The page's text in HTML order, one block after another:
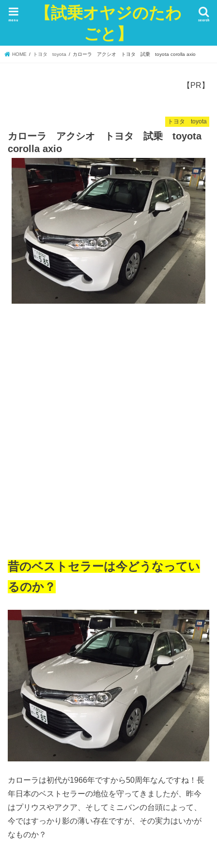
【試乗オヤジのたわ
ごと】
search
menu
HOME トヨタ toyota カローラ アクシオ トヨタ 試乗 toyota corolla axio
【PR】
トヨタ toyota
カローラ アクシオ トヨタ 試乗 toyota
corolla axio
昔のベストセラーは今どうなってい
るのか？
カローラは初代が1966年ですから50周年なんですね！長
年日本のベストセラーの地位を守ってきましたが、昨今
はプリウスやアクア、そしてミニバンの台頭によって、
今ではすっかり影の薄い存在ですが、その実力はいかが
なものか？